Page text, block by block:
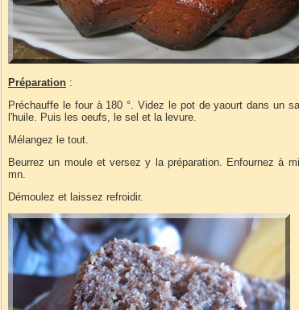
Préparation :
Préchauffe le four à 180 °. Videz le pot de yaourt dans un
l'huile. Puis les oeufs, le sel et la levure.
Mélangez le tout.
Beurrez un moule et versez y la préparation. Enfournez à
mn.
Démoulez et laissez refroidir.